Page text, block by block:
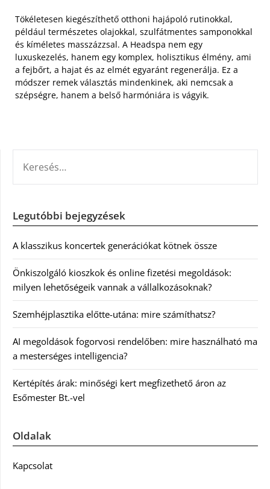
Tökéletesen kiegészíthető otthoni hajápoló rutinokkal,
például természetes olajokkal, szulfátmentes samponokkal
és kíméletes masszázzsal. A Headspa nem egy
luxuskezelés, hanem egy komplex, holisztikus élmény, ami
a fejbőrt, a hajat és az elmét egyaránt regenerálja. Ez a
módszer remek választás mindenkinek, aki nemcsak a
szépségre, hanem a belső harmóniára is vágyik.
Legutóbbi bejegyzések
A klasszikus koncertek generációkat kötnek össze
Önkiszolgáló kioszkok és online fizetési megoldások:
milyen lehetőségeik vannak a vállalkozásoknak?
Szemhéjplasztika előtte-utána: mire számíthatsz?
AI megoldások fogorvosi rendelőben: mire használható ma
a mesterséges intelligencia?
Kertépítés árak: minőségi kert megfizethető áron az
Esőmester Bt.-vel
Oldalak
Kapcsolat